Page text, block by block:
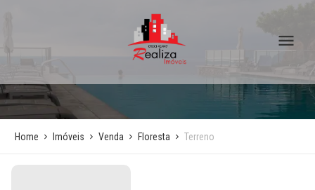
Home Imóveis Venda Floresta Terreno